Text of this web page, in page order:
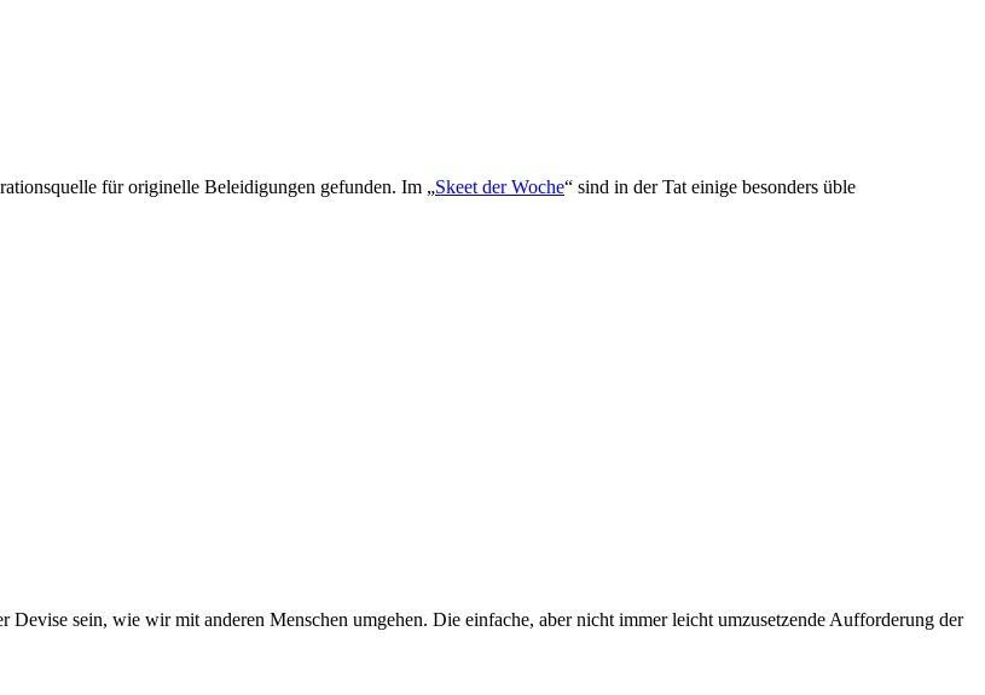
für originelle Beleidigungen gefunden. Im „Skeet der Woche“ sind in der Tat einige besonders üble
Devise sein, wie wir mit anderen Menschen umgehen. Die einfache, aber nicht immer leicht umzusetzende Aufforderung der